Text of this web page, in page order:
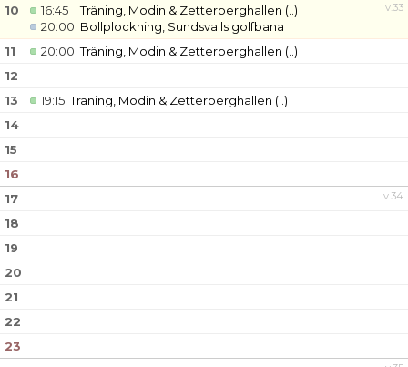
v.33
10 16:45 Träning, Modin & Zetterberghallen (..)
20:00 Bollplockning, Sundsvalls golfbana
11
20:00Träning, Modin & Zetterberghallen (..)
12
13
19:15Träning, Modin & Zetterberghallen (..)
14
15
16
v.34
17
18
19
20
21
22
23